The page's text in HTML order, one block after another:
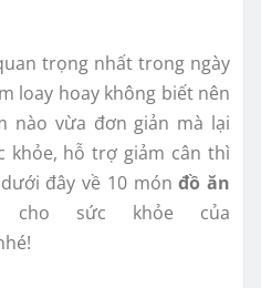
trọng nhất trong ngày
loay hoay không biết nên
nào vừa đơn giản mà lại
khỏe, hỗ trợ giảm cân thì
đây về 10 mónđồ ăn
sức khỏe của